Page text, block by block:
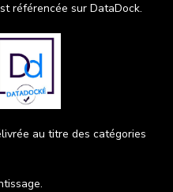
référencée sur DataDock.
au titre des catégories